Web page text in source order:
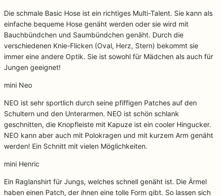
Die schmale Basic Hose ist ein richtiges Multi-Talent. Sie kann als
einfache bequeme Hose genäht werden oder sie wird mit
Bauchbündchen und Saumbündchen genäht. Durch die
verschiedenen Knie-Flicken (Oval, Herz, Stern) bekommt sie
immer eine andere Optik. Sie ist sowohl für Mädchen als auch für
Jungen geeignet!
mini Neo
NEO ist sehr sportlich durch seine pfiffigen Patches auf den
Schultern und den Unterarmen. NEO ist schön schlank
geschnitten, die Knopfleiste mit Kapuze ist ein cooler Hingucker.
NEO kann aber auch mit Polokragen und mit kurzem Arm genäht
werden! Ein Schnitt mit vielen Möglichkeiten.
mini Henric
Ein Raglanshirt für Jungs, welches schnell genäht ist. Die Ärmel
haben einen Patch, der ihnen eine tolle Form gibt. So lassen sich